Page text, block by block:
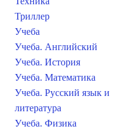
Триллер
Учеба
Учеба. Английский
Учеба. История
Учеба. Математика
Учеба. Русский язык и
литература
Учеба. Физика